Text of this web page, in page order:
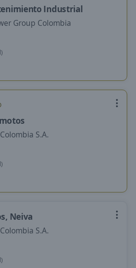
Industrial
Group Colombia
S.A.
Neiva
S.A.